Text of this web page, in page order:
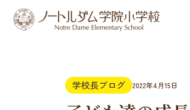
学校長ブログ 2022年4月15日